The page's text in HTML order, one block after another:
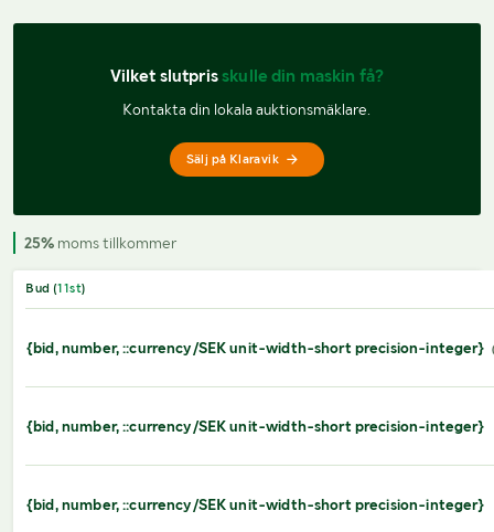
Vilket slutpris skulle din maskin få?
Kontakta din lokala auktionsmäklare.
Sälj på Klaravik
25% moms tillkommer
Bud (11st)
{bid, number, ::currency/SEK unit-width-short precision-integer}
{bid, number, ::currency/SEK unit-width-short precision-integer}
{bid, number, ::currency/SEK unit-width-short precision-integer}